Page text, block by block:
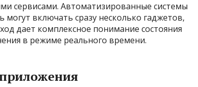
сервисами. Автоматизированные системы
могут включать сразу несколько гаджетов,
дает комплексное понимание состояния
в режиме реального времени.